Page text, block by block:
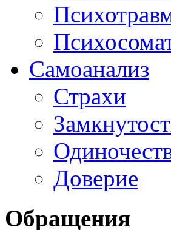
Самоанализ
Страхи
Доверие
Обращения